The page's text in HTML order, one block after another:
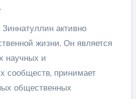
активно
жизни. Он является
научных и
сообществ, принимает
общественных